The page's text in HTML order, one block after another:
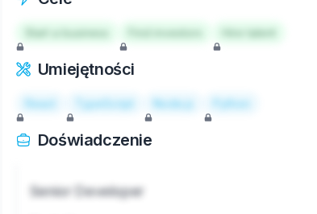
Start a business Hire talent
Umiejętności
React TypeScript Node.js Python
Doświadczenie
Senior Developer